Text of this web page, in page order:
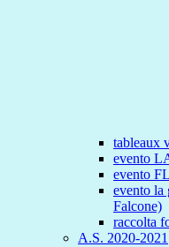
tableaux
evento
evento
evento la
Falcone)
raccolta
A.S. 2020-2021